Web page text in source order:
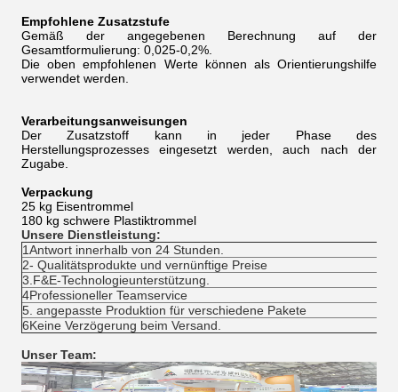
Empfohlene Zusatzstufe
Gemäß der angegebenen Berechnung auf der
Gesamtformulierung: 0,025-0,2%.
Die oben empfohlenen Werte können als Orientierungshilfe
verwendet werden.
Verarbeitungsanweisungen
Der Zusatzstoff kann in jeder Phase des
Herstellungsprozesses eingesetzt werden, auch nach der
Zugabe.
Verpackung
25 kg Eisentrommel
180 kg schwere Plastiktrommel
Unsere Dienstleistung:
1Antwort innerhalb von 24 Stunden.
2- Qualitätsprodukte und vernünftige Preise
3.F&E-Technologieunterstützung.
4Professioneller Teamservice
5. angepasste Produktion für verschiedene Pakete
6Keine Verzögerung beim Versand.
Unser Team: